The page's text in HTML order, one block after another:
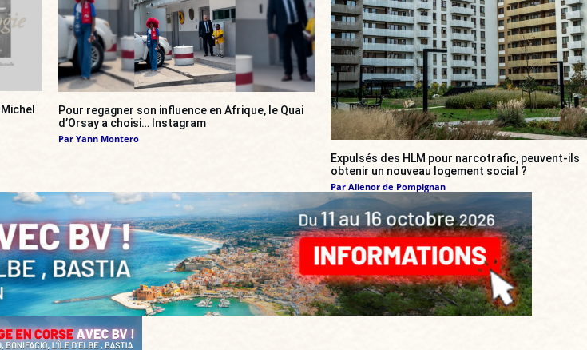
Pour regagner son influence en Afrique, le Quai
d’Orsay a choisi… Instagram
Par Yann Montero
Expulsés des HLM pour narcotrafic, peuvent-ils
obtenir un nouveau logement social ?
Par Alienor de Pompignan